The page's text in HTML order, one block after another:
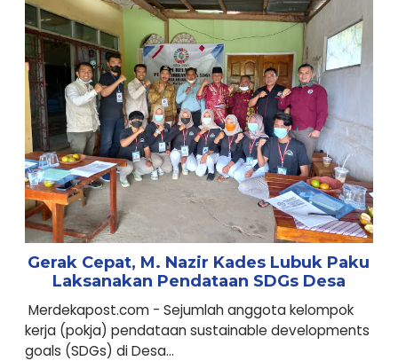
Gerak Cepat, M. Nazir Kades Lubuk Paku
Laksanakan Pendataan SDGs Desa
Merdekapost.com - Sejumlah anggota kelompok
kerja (pokja) pendataan sustainable developments
goals (SDGs) di Desa...